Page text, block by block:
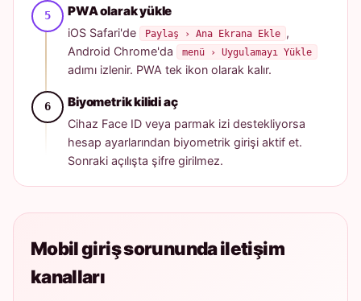
PWA olarak yükle
iOS Safari'de Paylaş › Ana Ekrana Ekle ,
Android Chrome'da
menü › Uygulamayı Yükle
adımı izlenir. PWA tek ikon olarak kalır.
Biyometrik kilidi aç
Cihaz Face ID veya parmak izi destekliyorsa
hesap ayarlarından biyometrik girişi aktif et.
Sonraki açılışta şifre girilmez.
Mobil giriş sorununda iletişim
kanalları